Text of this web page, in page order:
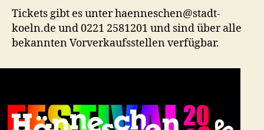
Tickets gibt es unter haenneschen@stadt-
koeln.de und 0221 2581201 und sind über alle
bekannten Vorverkaufsstellen verfügbar.